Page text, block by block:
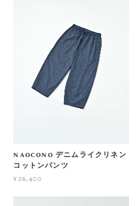
naocono デニムライクリネン
コットンパンツ
¥26,400